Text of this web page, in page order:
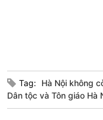
Tag: Hà Nội không
Dân tộc và Tôn giáo Hà